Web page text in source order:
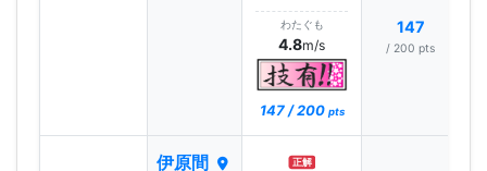
わたぐも
4.8m/s
147 / 200 pts
147
/ 200 pts
伊原間 正解